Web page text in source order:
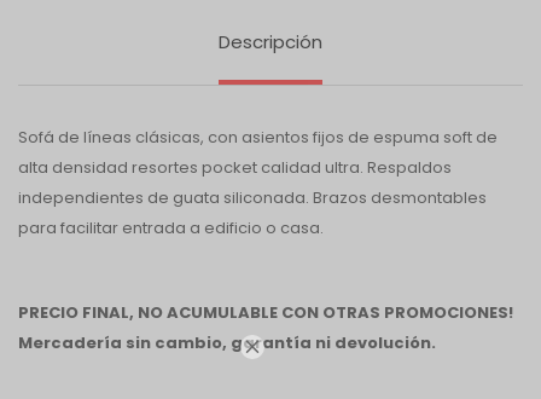

Descripción
Sofá de líneas clásicas, con asientos fijos de espuma soft de
alta densidad resortes pocket calidad ultra. Respaldos
independientes de guata siliconada. Brazos desmontables
para facilitar entrada a edificio o casa.
PRECIO FINAL, NO ACUMULABLE CON OTRAS PROMOCIONES!
Mercadería sin cambio, garantía ni devolución.